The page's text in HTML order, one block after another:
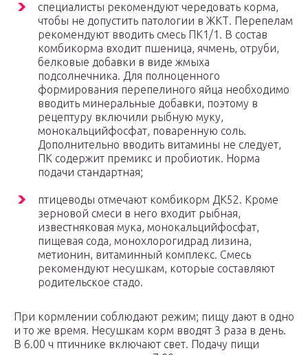
специалисты рекомендуют чередовать корма,
чтобы не допустить патологии в ЖКТ. Перепелам
рекомендуют вводить смесь ПК1/1. В состав
комбикорма входит пшеница, ячмень, отруби,
белковые добавки в виде жмыха
подсолнечника. Для полноценного
формирования перепелиного яйца необходимо
вводить минеральные добавки, поэтому в
рецептуру включили рыбную муку,
монокальцийфосфат, поваренную соль.
Дополнительно вводить витамины не следует,
ПК содержит премикс и пробиотик. Норма
подачи стандартная;
птицеводы отмечают комбикорм ДК52. Кроме
зерновой смеси в него входит рыбная,
известняковая мука, монокальцийфосфат,
пищевая сода, монохлорогидрад лизина,
метионин, витаминный комплекс. Смесь
рекомендуют несушкам, которые составляют
родительское стадо.
При кормлении соблюдают режим; пищу дают в одно
и то же время. Несушкам корм вводят 3 раза в день.
В 6.00 ч птичнике включают свет. Подачу пищи